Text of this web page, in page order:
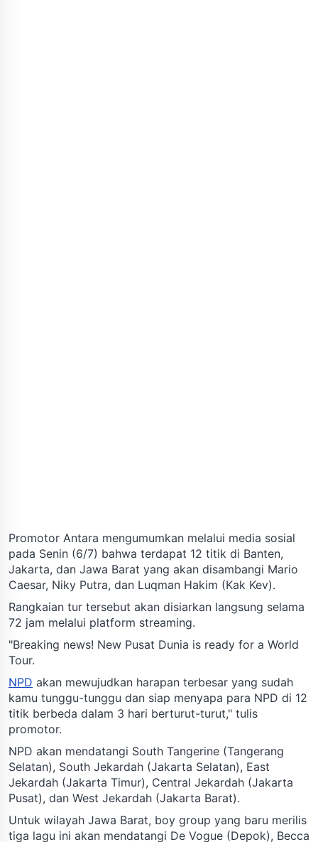
Promotor Antara mengumumkan melalui media sosial
pada Senin (6/7) bahwa terdapat 12 titik di Banten,
Jakarta, dan Jawa Barat yang akan disambangi Mario
Caesar, Niky Putra, dan Luqman Hakim (Kak Kev).
Rangkaian tur tersebut akan disiarkan langsung selama
72 jam melalui platform streaming.
"Breaking news! New Pusat Dunia is ready for a World
Tour.
NPD akan mewujudkan harapan terbesar yang sudah
kamu tunggu-tunggu dan siap menyapa para NPD di 12
titik berbeda dalam 3 hari berturut-turut," tulis
promotor.
NPD akan mendatangi South Tangerine (Tangerang
Selatan), South Jekardah (Jakarta Selatan), East
Jekardah (Jakarta Timur), Central Jekardah (Jakarta
Pusat), dan West Jekardah (Jakarta Barat).
Untuk wilayah Jawa Barat, boy group yang baru merilis
tiga lagu ini akan mendatangi De Vogue (Depok), Becca